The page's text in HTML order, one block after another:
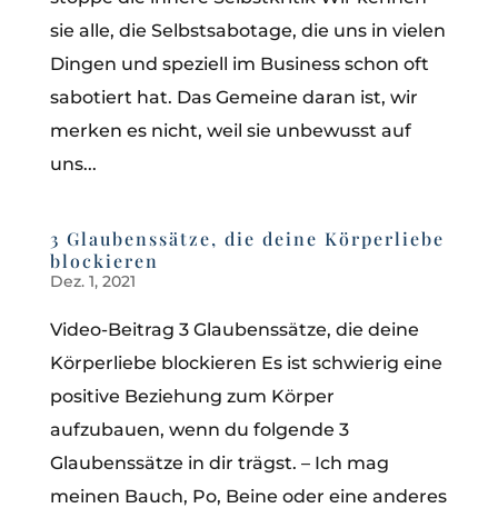
sie alle, die Selbstsabotage, die uns in vielen
Dingen und speziell im Business schon oft
sabotiert hat. Das Gemeine daran ist, wir
merken es nicht, weil sie unbewusst auf
uns...
3 Glaubenssätze, die deine Körperliebe
blockieren
Dez. 1, 2021
Video-Beitrag 3 Glaubenssätze, die deine
Körperliebe blockieren Es ist schwierig eine
positive Beziehung zum Körper
aufzubauen, wenn du folgende 3
Glaubenssätze in dir trägst. – Ich mag
meinen Bauch, Po, Beine oder eine anderes